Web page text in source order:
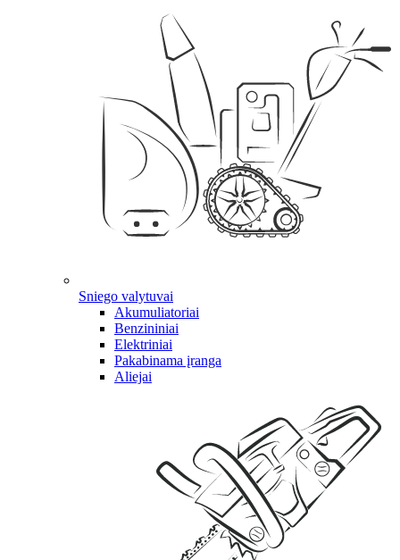
Sniego valytuvai
Akumuliatoriai
Benzininiai
Elektriniai
Pakabinama įranga
Aliejai